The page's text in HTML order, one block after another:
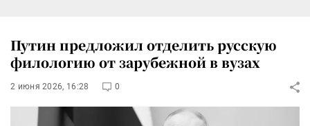
Путин предложил отделить русскую
филологию от зарубежной в вузах
2 июня 2026, 16:28 0